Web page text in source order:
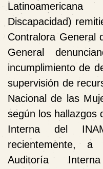
Discapacidad)
Contralora General
General
incumplimiento de
supervisión de
Nacional de las
según los hallazgos
Interna del
recientemente,
Auditoría